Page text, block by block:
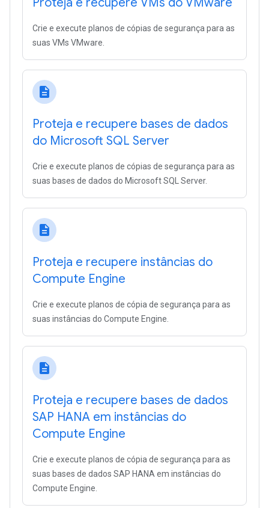
Crie e execute planos de cópias de segurança para as
suas VMs VMware.
description
Proteja e recupere bases de dados
do Microsoft SQL Server
Crie e execute planos de cópias de segurança para as
suas bases de dados do Microsoft SQL Server.
description
Proteja e recupere instâncias do
Compute Engine
Crie e execute planos de cópia de segurança para as
suas instâncias do Compute Engine.
description
Proteja e recupere bases de dados
SAP HANA em instâncias do
Compute Engine
Crie e execute planos de cópia de segurança para as
suas bases de dados SAP HANA em instâncias do
Compute Engine.